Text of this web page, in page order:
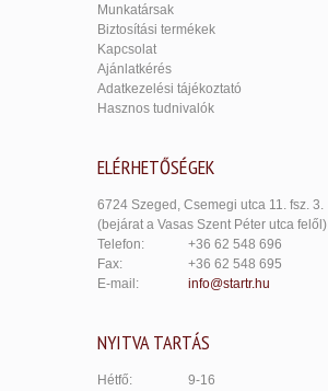
Munkatársak
Biztosítási termékek
Kapcsolat
Ajánlatkérés
Adatkezelési tájékoztató
Hasznos tudnivalók
ELÉRHETŐSÉGEK
6724 Szeged, Csemegi utca 11. fsz. 3.
(bejárat a Vasas Szent Péter utca felől)
Telefon:
+36 62 548 696
Fax:
+36 62 548 695
E-mail:
info@startr.hu
NYITVA TARTÁS
Hétfő:
9-16